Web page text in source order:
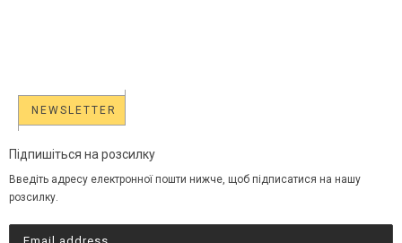
NEWSLETTER
Підпишіться на розсилку
Введіть адресу електронної пошти нижче, щоб підписатися на нашу
розсилку.